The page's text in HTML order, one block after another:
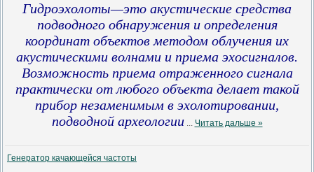
Гидроэхолоты—это акустические средства
подводного обнаружения и определения
координат объектов методом облучения их
акустическими волнами и приема эхосигналов.
Возможность приема отраженного сигнала
практически от любого объекта делает такой
прибор незаменимым в эхолотировании,
подводной археологии ... Читать дальше »
Генератор качающейся частоты